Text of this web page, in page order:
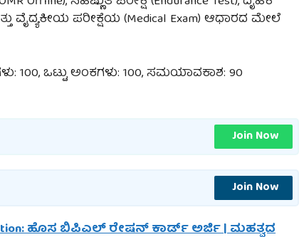
ವೈದ್ಯಕೀಯ ಪರೀಕ್ಷೆಯ (Medical Exam) ಆಧಾರದ ಮೇಲೆ
100, ಒಟ್ಟು ಅಂಕಗಳು: 100, ಸಮಯಾವಕಾಶ: 90
Join Now
Join Now
ಹೊಸ ಬಿಪಿಎಲ್ ರೇಷನ್ ಕಾರ್ಡ್ ಅರ್ಜಿ | ಮಹತ್ವದ